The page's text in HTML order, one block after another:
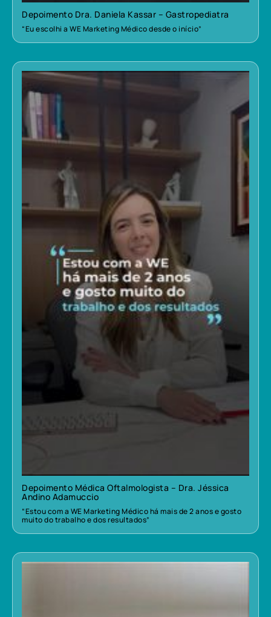
Depoimento Dra. Daniela Kassar – Gastropediatra
“Eu escolhi a WE Marketing Médico desde o início”
Depoimento Médica Oftalmologista – Dra. Jéssica
Andino Adamuccio
“Estou com a WE Marketing Médico há mais de 2 anos e gosto
muito do trabalho e dos resultados”